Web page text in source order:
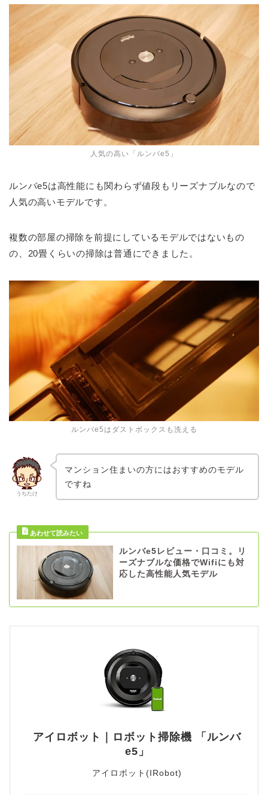
人気の高い「ルンバe5」
ルンバe5は高性能にも関わらず値段もリーズナブルなので
人気の高いモデルです。
複数の部屋の掃除を前提にしているモデルではないもの
の、20畳くらいの掃除は普通にできました。
ルンバe5はダストボックスも洗える
うちたけ
マンション住まいの方にはおすすめのモデル
ですね
ルンバe5レビュー・口コミ。リ
ーズナブルな価格でWifiにも対
応した高性能人気モデル
アイロボット｜ロボット掃除機 「ルンバ
e5」
アイロボット(IRobot)